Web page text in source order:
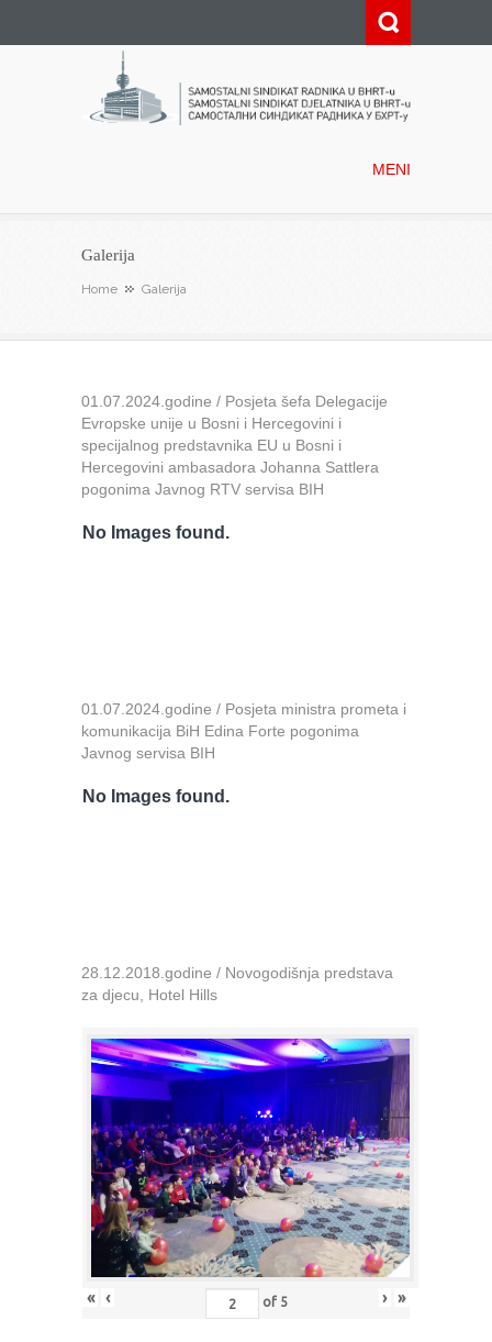
MENI
Galerija
Home Galerija
01.07.2024.godine / Posjeta šefa Delegacije
Evropske unije u Bosni i Hercegovini i
specijalnog predstavnika EU u Bosni i
Hercegovini ambasadora Johanna Sattlera
pogonima Javnog RTV servisa BIH
No Images found.
01.07.2024.godine / Posjeta ministra prometa i
komunikacija BiH Edina Forte pogonima
Javnog servisa BIH
No Images found.
28.12.2018.godine / Novogodišnja predstava
za djecu, Hotel Hills
« ‹ of 5 › »